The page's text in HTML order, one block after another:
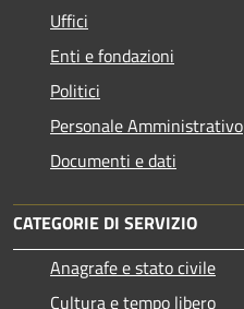
Uffici
Enti e fondazioni
Politici
Personale Amministrativo
Documenti e dati
CATEGORIE DI SERVIZIO
Anagrafe e stato civile
Cultura e tempo libero